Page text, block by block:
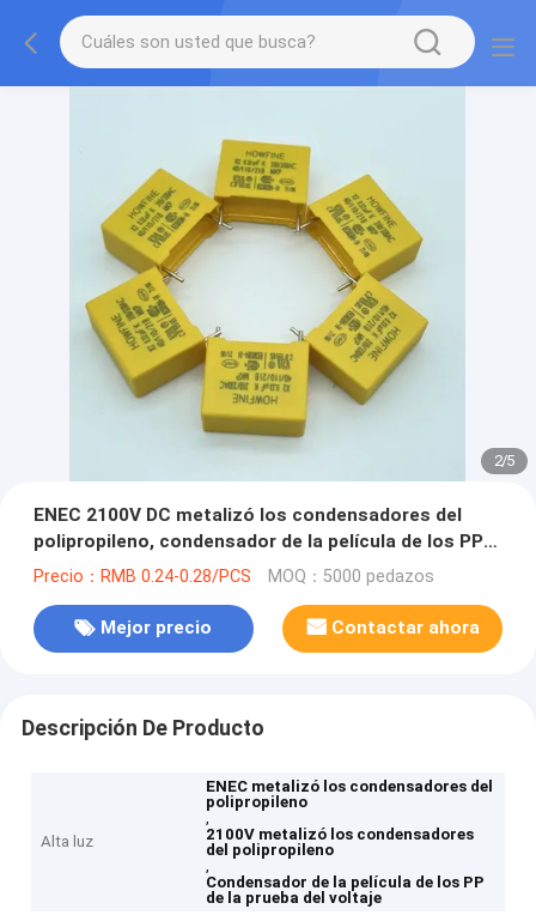
2/5
ENEC 2100V DC metalizó los condensadores del
polipropileno, condensador de la película de los PP
de la prueba del voltaje
Precio：RMB 0.24-0.28/PCS MOQ：5000 pedazos
Mejor precio Contactar ahora
Descripción De Producto
Alta luz
ENEC metalizó los condensadores del
polipropileno
,
2100V metalizó los condensadores
del polipropileno
,
Condensador de la película de los PP
de la prueba del voltaje